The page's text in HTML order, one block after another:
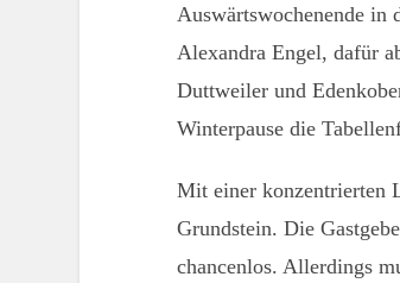
Auswärtswochenende in
Alexandra Engel, dafür
Duttweiler und
Winterpause die
Mit einer konzentrierten
Grundstein. Die
chancenlos. Allerdings